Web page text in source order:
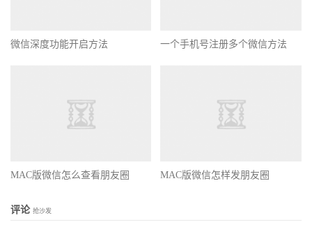
微信深度功能开启方法 一个手机号注册多个微信方法
MAC版微信怎么查看朋友圈 MAC版微信怎样发朋友圈
评论 抢沙发